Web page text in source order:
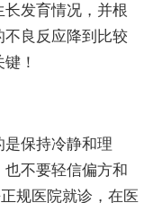
发育情况，并根
良反应降到比较
！
保持冷静和理
不要轻信偏方和
规医院就诊，在医